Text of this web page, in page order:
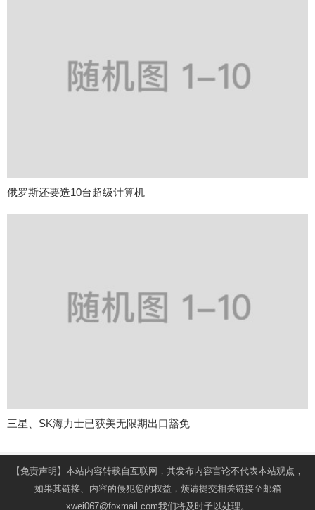
俄罗斯还要造10台超级计算机
三星、SK海力士已获美无限期出口豁免
【免责声明】本站内容转载自互联网，其发布内容言论不代表本站观点，
如果其链接、内容的侵犯您的权益，烦请提交相关链接至邮箱
xwei067@foxmail.com我们将及时予以处理。